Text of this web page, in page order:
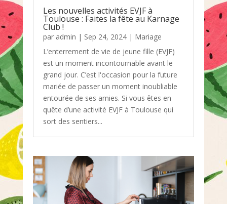
Les nouvelles activités EVJF à
Toulouse : Faites la fête au Karnage
Club !
par admin | Sep 24, 2024| Mariage
L’enterrement de vie de jeune fille (EVJF)
est un moment incontournable avant le
grand jour. C’est l'occasion pour la future
mariée de passer un moment inoubliable
entourée de ses amies. Si vous êtes en
quête d’une activité EVJF à Toulouse qui
sort des sentiers...